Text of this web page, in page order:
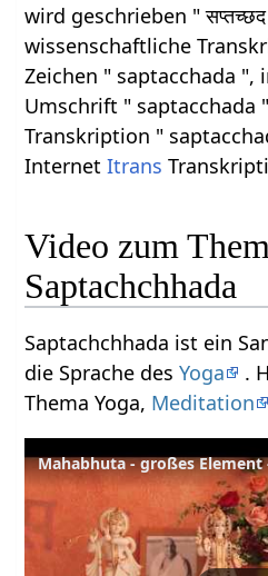
wird geschrieben "
wissenschaftliche
Zeichen " saptacchada ",
Umschrift " saptacchada
Transkription "
InternetItrans
Video zum
Saptachchhada
Saptachchhada ist ein
die Sprache desYoga
.
Thema Yoga, Meditation
Mahabhuta - großes